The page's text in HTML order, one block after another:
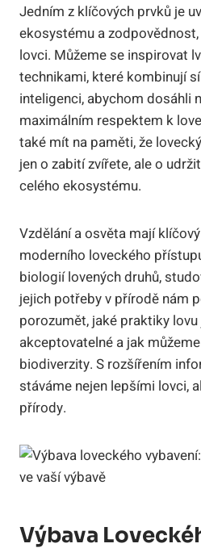
Jedním z klíčových prvků je
ekosystému a
lovci. Můžeme se inspirovat
technikami, které kombinují
inteligenci, abychom dosáhli
maximálním respektem k
také mít na paměti, že
jen o zabití zvířete, ale o
celého ekosystému.
Vzdělání a osvěta mají
moderního loveckého
biologií lovených druhů,
jejich potřeby v přírodě nám
porozumět, jaké praktiky
akceptovatelné a jak
biodiverzity. S rozšířením
stáváme nejen lepšími lovci,
přírody.
Výbava